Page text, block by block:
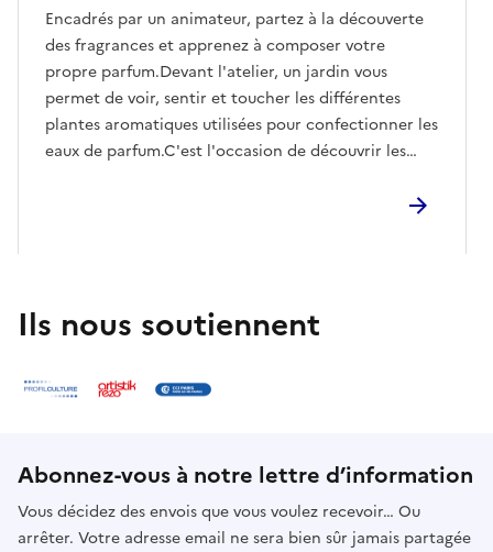
Encadrés par un animateur, partez à la découverte
des fragrances et apprenez à composer votre
propre parfum.Devant l'atelier, un jardin vous
permet de voir, sentir et toucher les différentes
plantes aromatiques utilisées pour confectionner les
eaux de parfum.C'est l'occasion de découvrir les
Ils nous soutiennent
Abonnez-vous à notre lettre d’information
Vous décidez des envois que vous voulez recevoir… Ou
arrêter. Votre adresse email ne sera bien sûr jamais partagée